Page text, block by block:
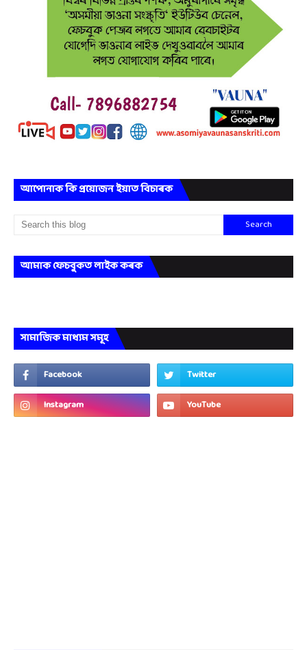
আপোনাক কি প্ৰয়োজন ইয়াত বিচাৰক
আমাক ফেচবুকত লাইক কৰক
সামাজিক মাধ্যম সমূহ